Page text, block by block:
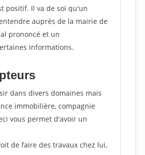
positif. Il va de soi qu'un
auprès de la mairie de
prononcé et un
informations.
dans divers domaines mais
immobilière, compagnie
vous permet d'avoir un
de faire des travaux chez lui,